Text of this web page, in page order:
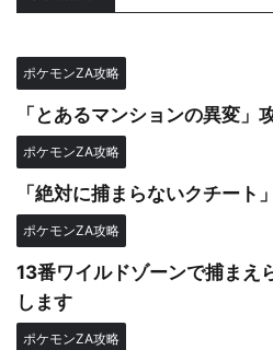
ポケモンZA攻略
「とあるマンションの異変」
ポケモンZA攻略
「絶対に捕まらないクチート
ポケモンZA攻略
13番ワイルドゾーンで捕まえ
します
ポケモンZA攻略